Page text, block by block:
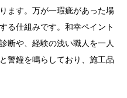
ます。万が一瑕疵があった場
る仕組みです。和幸ペイント
断や、経験の浅い職人を一人
警鐘を鳴らしており、施工品